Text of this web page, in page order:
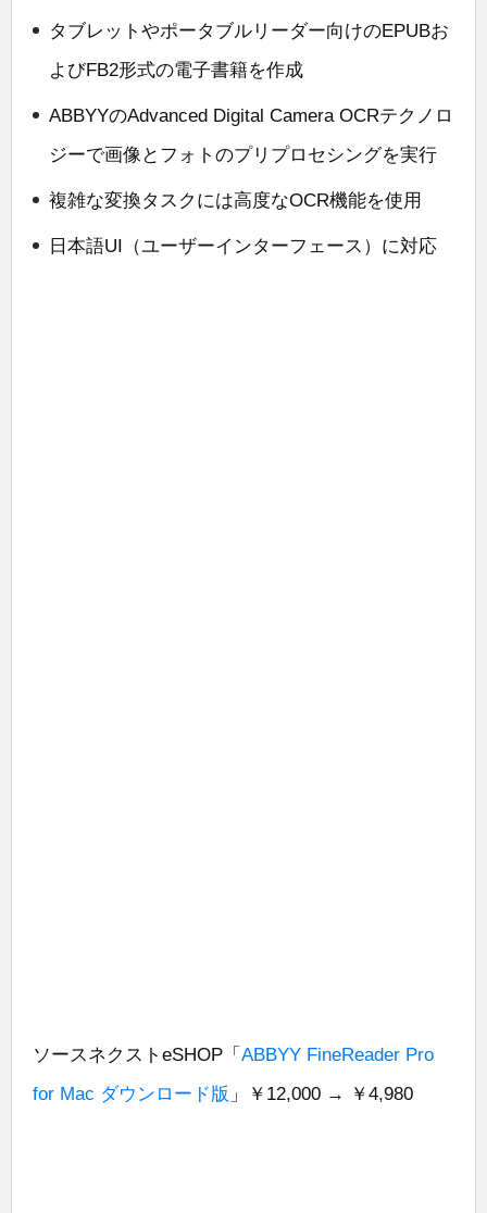
タブレットやポータブルリーダー向けのEPUBお
よびFB2形式の電子書籍を作成
ABBYYのAdvanced Digital Camera OCRテクノロ
ジーで画像とフォトのプリプロセシングを実行
複雑な変換タスクには高度なOCR機能を使用
日本語UI（ユーザーインターフェース）に対応
ソースネクストeSHOP「 ABBYY FineReader Pro
for Mac ダウンロード版 」￥12,000 → ￥4,980